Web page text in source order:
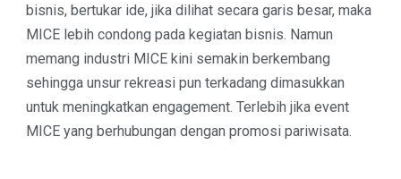
bisnis, bertukar ide, jika dilihat secara garis besar, maka
MICE lebih condong pada kegiatan bisnis. Namun
memang industri MICE kini semakin berkembang
sehingga unsur rekreasi pun terkadang dimasukkan
untuk meningkatkan engagement. Terlebih jika event
MICE yang berhubungan dengan promosi pariwisata.